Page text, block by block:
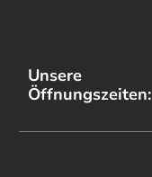
Unsere
Öffnungszeiten: